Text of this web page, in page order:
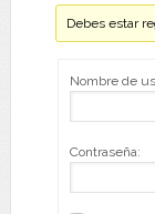
Debes estar
Nombre de
Contraseña: